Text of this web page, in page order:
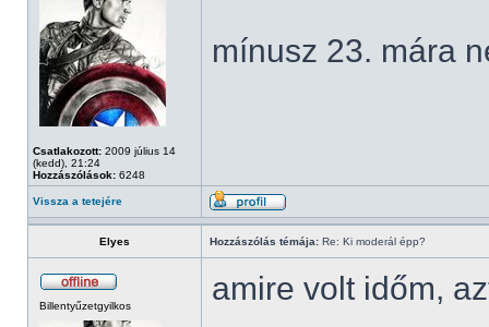
Csatlakozott: 2009 július 14
(kedd), 21:24
Hozzászólások: 6248
mínusz 23. mára
Vissza a tetejére
Elyes Hozzászólás témája: Re: Ki moderál épp?
Billentyűzetgyilkos amire volt időm,